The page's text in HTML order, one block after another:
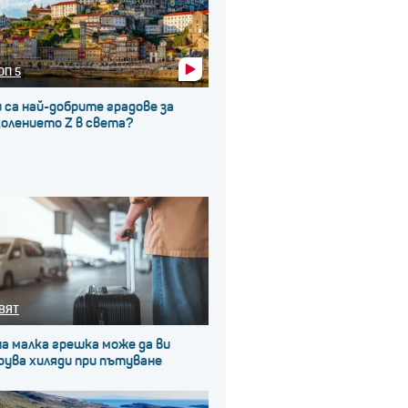
5
са най-добрите градове за
Z в света?
малка грешка може да ви
хиляди при пътуване